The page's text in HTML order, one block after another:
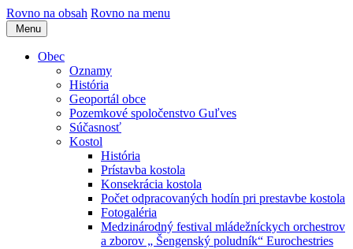
Rovno na obsah Rovno na menu
Menu
Obec
Oznamy
História
Geoportál obce
Pozemkové spoločenstvo Guľves
Súčasnosť
Kostol
História
Prístavba kostola
Konsekrácia kostola
Počet odpracovaných hodín pri prestavbe kostola
Fotogaléria
Medzinárodný festival mládežníckych orchestrov
a zborov „ Šengenský poludník“ Eurochestries